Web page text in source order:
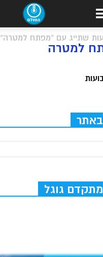
שתייג עם "מפתח למטרה"
למטרה
גוגל